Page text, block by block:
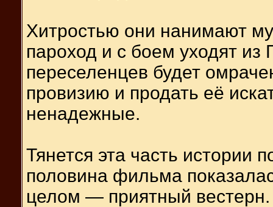
Хитростью они нанимают
пароход и с боем уходят
переселенцев будет
провизию и продать её
ненадежные.
Тянется эта часть истории
половина фильма
целом — приятный вестерн.